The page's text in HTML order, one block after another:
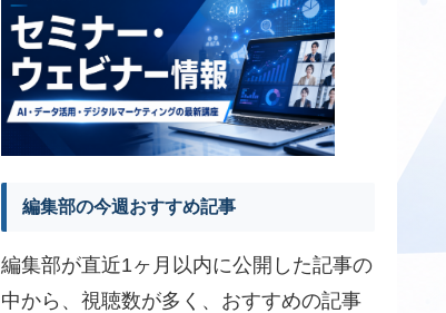
編集部の今週おすすめ記事
編集部が直近1ヶ月以内に公開した記事の
中から、視聴数が多く、おすすめの記事